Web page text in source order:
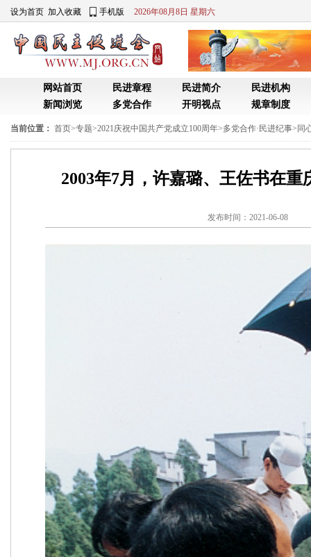
设为首页 加入收藏 手机版 2026年08月8日 星期六
网站首页 民进章程 民进简介
民进机构
新闻浏览
多党合作 开明视点 规章制度
当前位置： 首页>专题>2021庆祝中国共产党成立100周年>多党合作·民进纪事> 同
2003年7月，许嘉璐、王佐书在
发布时间：2021-06-